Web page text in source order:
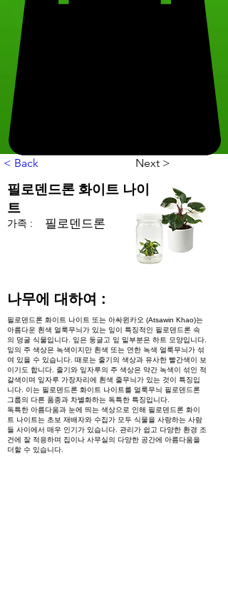
< Back Next >
필로덴드론 화이트 나이
트
가족 : 필로덴드론
나무에 대하여 :
필로덴드론 화이트 나이트 또는 아싸윈카오 (Atsawin Khao)는
아름다운 흰색 얼룩무늬가 있는 잎이 특징적인 필로덴드론 속
의 덩굴 식물입니다. 잎은 둥글고 잎 밑부분은 하트 모양입니다.
잎의 주 색상은 녹색이지만 흰색 또는 연한 녹색 얼룩무늬가 섞
여 있을 수 있습니다. 때로는 줄기의 색상과 유사한 빨간색이 보
이기도 합니다. 줄기와 잎자루의 주 색상은 약간 녹색이 섞인 적
갈색이며 잎자루 가장자리에 흰색 줄무늬가 있는 것이 특징입
니다. 이는 필로덴드론 화이트 나이트를 얼룩무늬 필로덴드론
그룹의 다른 품종과 차별화하는 독특한 특징입니다.
독특한 아름다움과 눈에 띄는 색상으로 인해 필로덴드론 화이
트 나이트는 초보 재배자와 수집가 모두 식물을 사랑하는 사람
들 사이에서 매우 인기가 있습니다. 관리가 쉽고 다양한 환경 조
건에 잘 적응하며 집이나 사무실의 다양한 공간에 아름다움을
더할 수 있습니다.